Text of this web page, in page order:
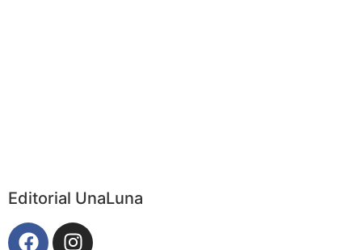
Editorial UnaLuna